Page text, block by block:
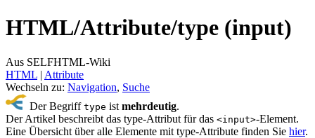
HTML/Attribute/type (input)
Aus SELFHTML-Wiki
HTML ‎ | Attribute
Wechseln zu: Navigation, Suche
Der Begriff type ist mehrdeutig.
Der Artikel beschreibt das type-Attribut für das <input>-Element.
Eine Übersicht über alle Elemente mit type-Attribute finden Sie hier.